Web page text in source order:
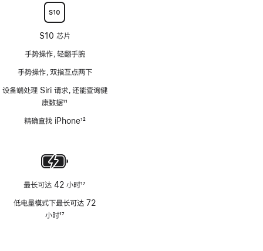
S10 芯片
手势操作，轻翻手腕
手势操作，双指互点两下
设备端处理 Siri 请求，还能查询健
康数据11
精确查找 iPhone12
最长可达 42 小时
注
17
低电量模式下最长可达 72
小时17